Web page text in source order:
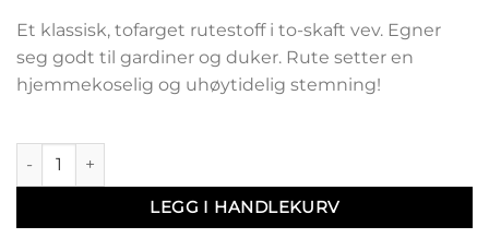
Et klassisk, tofarget rutestoff i to-skaft vev. Egner
seg godt til gardiner og duker. Rute setter en
hjemmekoselig og uhøytidelig stemning!
Rute 18 antall
LEGG I HANDLEKURV